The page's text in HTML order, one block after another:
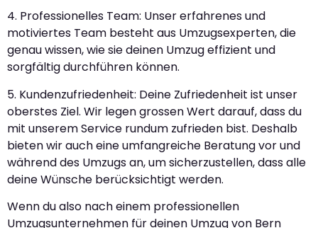
4. Professionelles Team: Unser erfahrenes und
motiviertes Team besteht aus Umzugsexperten, die
genau wissen, wie sie deinen Umzug effizient und
sorgfältig durchführen können.
5. Kundenzufriedenheit: Deine Zufriedenheit ist unser
oberstes Ziel. Wir legen grossen Wert darauf, dass du
mit unserem Service rundum zufrieden bist. Deshalb
bieten wir auch eine umfangreiche Beratung vor und
während des Umzugs an, um sicherzustellen, dass alle
deine Wünsche berücksichtigt werden.
Wenn du also nach einem professionellen
Umzugsunternehmen für deinen Umzug von Bern